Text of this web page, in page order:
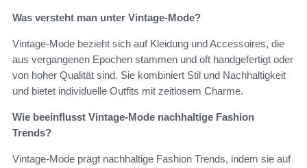
Was versteht man unter Vintage-Mode?
Vintage-Mode bezieht sich auf Kleidung und Accessoires, die
aus vergangenen Epochen stammen und oft handgefertigt oder
von hoher Qualität sind. Sie kombiniert Stil und Nachhaltigkeit
und bietet individuelle Outfits mit zeitlosem Charme.
Wie beeinflusst Vintage-Mode nachhaltige Fashion
Trends?
Vintage-Mode prägt nachhaltige Fashion Trends, indem sie auf